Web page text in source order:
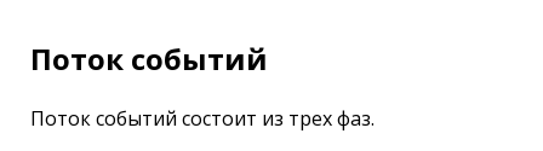
Поток событий
Поток событий состоит из трех фаз.